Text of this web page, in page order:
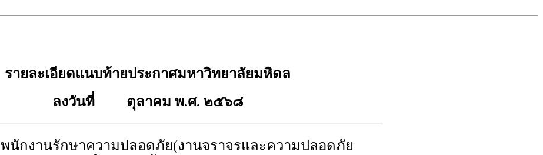
รายละเอียดแนบท้ายประกาศมหาวิทยาลัยมหิดล
ลงวันที่ ตุลาคม พ.ศ. ๒๕๖๘
พนักงานรักษาความปลอดภัย(งานจราจรและความปลอดภัย